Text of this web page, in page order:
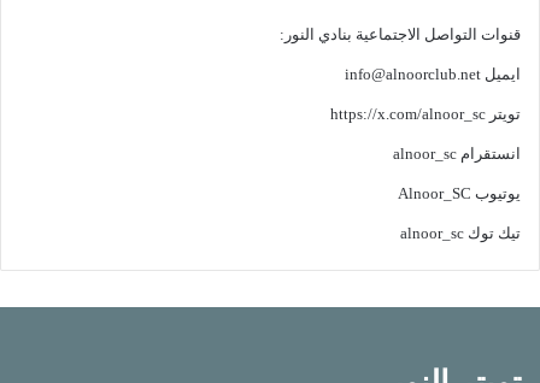
قنوات التواصل الاجتماعية بنادي النور:
ايميل info@alnoorclub.net
تويتر https://x.com/alnoor_sc
انستقرام alnoor_sc
يوتيوب Alnoor_SC
تيك توك alnoor_sc